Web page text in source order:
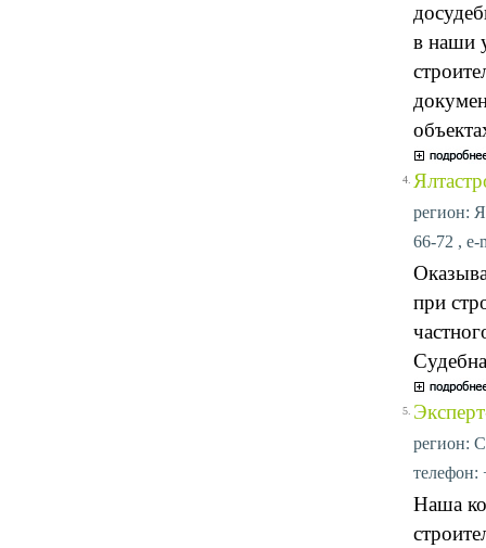
в наши
4.
регион:
66-72 ,
при
5.
регион:
телефон:
Наша